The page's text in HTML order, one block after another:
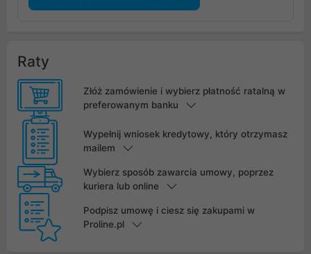
Raty
Złóż zamówienie i wybierz płatność ratalną w
preferowanym banku
Wypełnij wniosek kredytowy, który otrzymasz
mailem
Wybierz sposób zawarcia umowy, poprzez
kuriera lub online
Podpisz umowę i ciesz się zakupami w
Proline.pl